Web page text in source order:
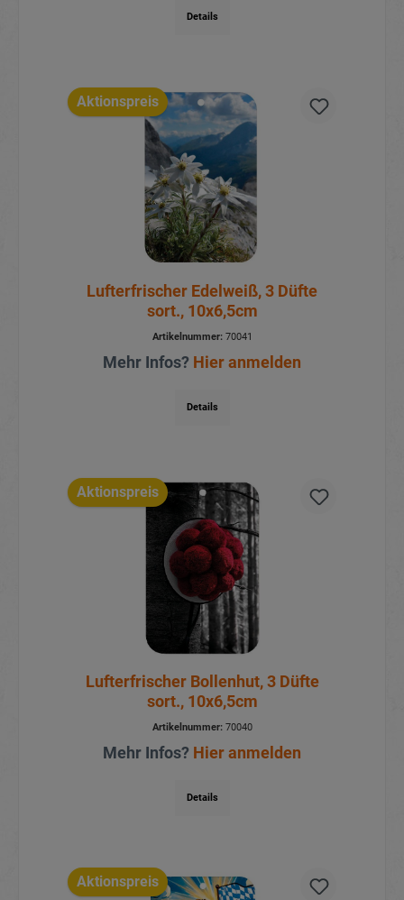
Details
Aktionspreis
Lufterfrischer Edelweiß, 3 Düfte
sort., 10x6,5cm
Artikelnummer:70041
Mehr Infos? Hier anmelden
Details
Aktionspreis
Lufterfrischer Bollenhut, 3 Düfte
sort., 10x6,5cm
Artikelnummer:70040
Mehr Infos? Hier anmelden
Details
Aktionspreis